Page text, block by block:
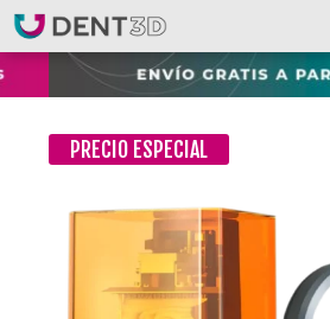
PRECIO ESPECIAL